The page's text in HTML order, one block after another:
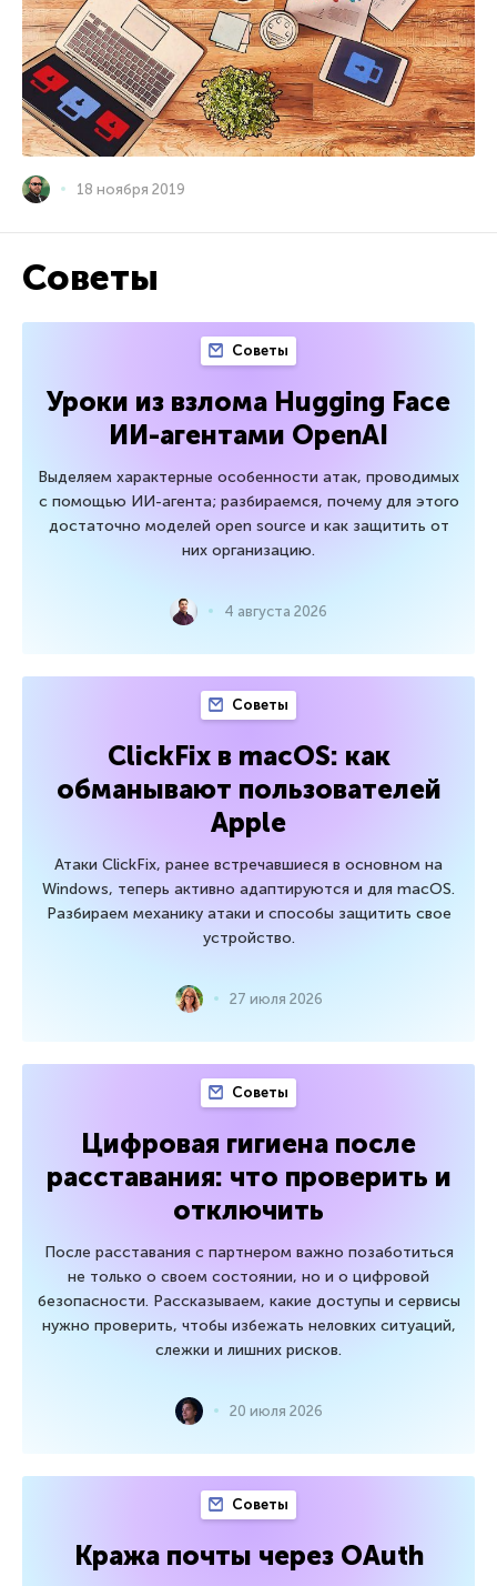
18 ноября 2019
Советы
Советы
Уроки из взлома Hugging Face
ИИ-агентами OpenAI
Выделяем характерные особенности атак, проводимых
с помощью ИИ-агента; разбираемся, почему для этого
достаточно моделей open source и как защитить от
них организацию.
4 августа 2026
Советы
ClickFix в macOS: как
обманывают пользователей
Apple
Атаки ClickFix, ранее встречавшиеся в основном на
Windows, теперь активно адаптируются и для macOS.
Разбираем механику атаки и способы защитить свое
устройство.
27 июля 2026
Советы
Цифровая гигиена после
расставания: что проверить и
отключить
После расставания с партнером важно позаботиться
не только о своем состоянии, но и о цифровой
безопасности. Рассказываем, какие доступы и сервисы
нужно проверить, чтобы избежать неловких ситуаций,
слежки и лишних рисков.
20 июля 2026
Советы
Кража почты через OAuth